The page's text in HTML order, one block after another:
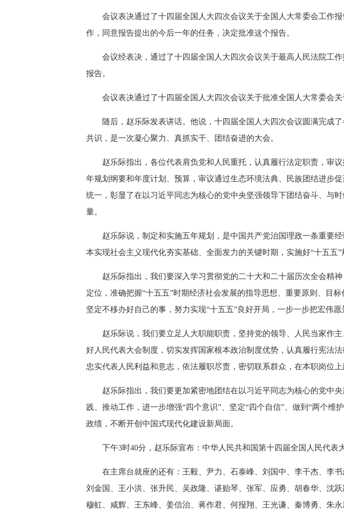
会议表决通过了十四届全国人大四次会议关于全国人大常委会工作
作，同意报告提出的今后一年的任务，决定批准这个报告。
会议经表决，通过了十四届全国人大四次会议关于最高人民法院工
报告。
会议表决通过了十四届全国人大四次会议关于批准全国人大常委会
随后，赵乐际发表讲话。他说，十四届全国人大四次会议圆满完成
共识，是一次凝心聚力、真抓实干、团结奋进的大会。
赵乐际指出，各位代表肩负党和人民重托，认真履行法定职责，审
年规划纲要和年度计划、预算，审议通过生态环境法典、民族团结进步
统一，彰显了在以习近平同志为核心的党中央坚强领导下团结奋斗、与
量。
赵乐际说，制定和实施五年规划，是中国共产党治国理政一条重要
本实现社会主义现代化夯实基础、全面发力的关键时期，实施好“十五五”
赵乐际指出，我们要深入学习贯彻党的二十大和二十届历次全会精
定位，准确把握“十五五”时期经济社会发展的指导思想、重要原则、目
坚定不移办好自己的事，努力实现“十五五”良好开局，一步一步把宏伟愿
赵乐际说，我们要立足人大职能职责，坚持党的领导、人民当家作
好人民代表大会制度，切实发挥国家根本政治制度优势，认真履行宪法
忠实代表人民利益和意志，依法履职尽责，密切联系群众，在本职岗位上
赵乐际指出，我们要更加紧密地团结在以习近平同志为核心的党中
践、推动工作，进一步增强“四个意识”、坚定“四个自信”、做到“两个
政绩，不断开创中国式现代化建设新局面。
下午3时40分，赵乐际宣布：中华人民共和国第十四届全国人民代表
在主席台就座的还有：王毅、尹力、石泰峰、刘国中、李干杰、李
刘金国、王小洪、张升民、吴政隆、谌贻琴、张军、应勇、胡春华、沈
穆虹、咸辉、王东峰、姜信治、蒋作君、何报翔、王光谦、秦博勇、朱永